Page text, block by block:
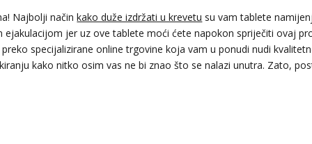
Najbolji načinkako duže izdržati u krevetu su vam tablete
jer uz ove tablete moći ćete napokon spriječiti ovaj
specijalizirane online trgovine koja vam u ponudi nudi
kako nitko osim vas ne bi znao što se nalazi unutra. Zato,